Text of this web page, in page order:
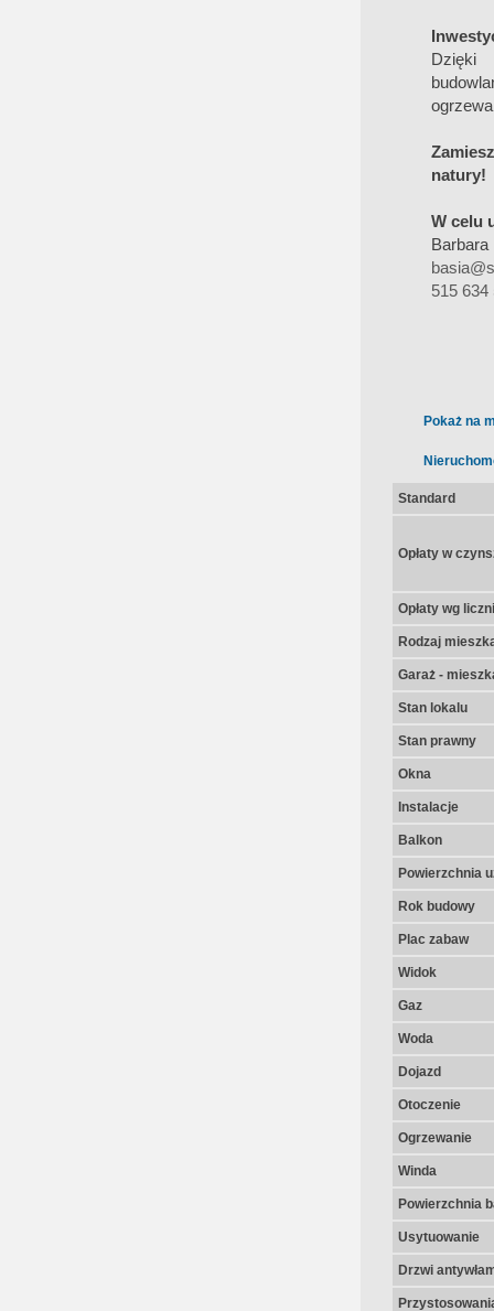
Dzięki
natury!
W celu
515 634
Pokaż na
Standard
Opłaty w
Opłaty wg
Rodzaj
Garaż -
Stan lokalu
Stan prawny
Okna
Instalacje
Balkon
Powierzchnia
Rok budowy
Plac zabaw
Widok
Gaz
Woda
Dojazd
Otoczenie
Ogrzewanie
Winda
Powierzchnia
Usytuowanie
Drzwi